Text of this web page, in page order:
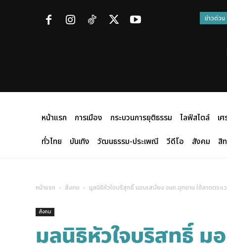
ข่าวด่วน
หน้าแรก การเมือง กระบวนการยุติธรรม ไลฟ์สไตล์ เ
ทั่วไทย
บันเทิง วัฒนธรรม-ประเพณี วีดีโอ สังคม สิ
หน้าแรก สังคม มูลนิธิหัวใจบริสุทธิ์ มอบเสบียง จนท.อุทยาน ใช้ลาดตระเ
สังคม
มูลนิธิหัวใจบริสุทธิ์ ม